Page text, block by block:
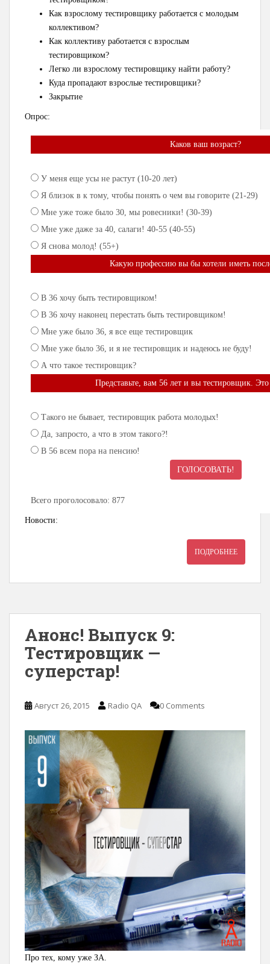
Как взрослому тестировщику работается с молодым
коллективом?
Как коллективу работается с взрослым
тестировщиком?
Легко ли взрослому тестировщику найти работу?
Куда пропадают взрослые тестировщики?
Закрытие
Опрос:
Каков ваш возраст?
У меня еще усы не растут (10-20 лет)
Я близок в к тому, чтобы понять о чем вы говорите (21-29)
Мне уже тоже было 30, мы ровесники! (30-39)
Мне уже даже за 40, салаги! 40-55 (40-55)
Я снова молод! (55+)
Какую профессию вы бы хотели иметь
В 36 хочу быть тестировщиком!
В 36 хочу наконец перестать быть тестировщиком!
Мне уже было 36, я все еще тестировщик
Мне уже было 36, и я не тестировщик и надеюсь не буду!
А что такое тестировщик?
Представьте, вам 56 лет и вы тестировщик. Это
Такого не бывает, тестировщик работа молодых!
Да, запросто, а что в этом такого?!
В 56 всем пора на пенсию!
ГОЛОСОВАТЬ!
Всего проголосовало: 877
Новости:
ПОДРОБНЕЕ
Анонс! Выпуск 9:
Тестировщик —
суперстар!
Август 26, 2015 Radio QA 0 Comments
Про тех, кому уже ЗА.